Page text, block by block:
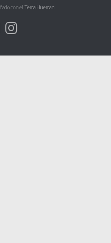
con el Tema Hueman